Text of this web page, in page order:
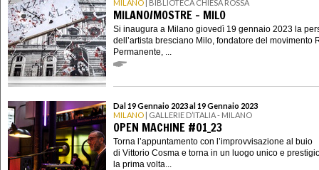
MILANO | BIBLIOTECA CHIESA ROSSA
MILANO/MOSTRE - MILO
Si inaugura a Milano giovedì 19 gennaio 2023 la
dell’artista bresciano Milo, fondatore del movimento
Permanente, ...
Dal 19 Gennaio 2023 al 19 Gennaio 2023
MILANO | GALLERIE D’ITALIA - MILANO
OPEN MACHINE #01_23
Torna l’appuntamento con l’improvvisazione al buio
di Vittorio Cosma e torna in un luogo unico e
la prima volta...